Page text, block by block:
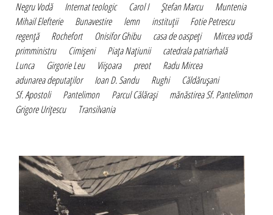
Negru Vodă
Internat teologic Carol I Ştefan Marcu
Muntenia
Mihail Elefterie
Bunavestire lemn instituţii
Fotie Petrescu
regenţă
Rochefort Onisifor Ghibu casa de oaspeţi
Mircea vodă
primministru
Cimişeni Piaţa Naţiunii
catedrala patriarhală
Lunca
Girgorie Leu Viişoara preot
Radu Mircea
adunarea deputaţilor
Ioan D. Sandu Rughi
Căldăruşani
Sf. Apostoli
Pantelimon Parcul Călăraşi
mănăstirea Sf. Pantelimon
Grigore Uriţescu
Transilvania